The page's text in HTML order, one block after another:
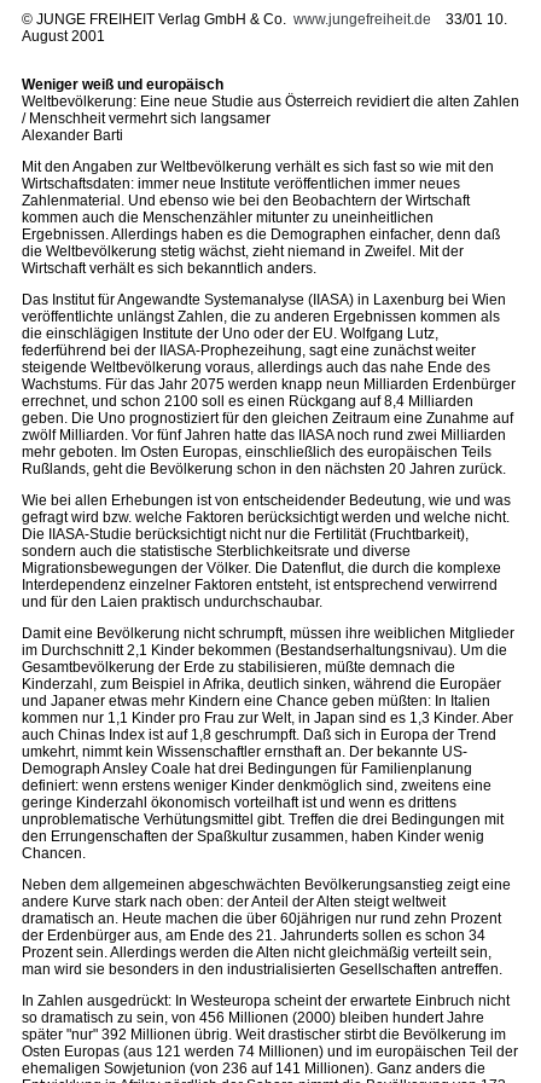
© JUNGE FREIHEIT Verlag GmbH & Co. www.jungefreiheit.de 33/01 10.
August 2001
Weniger weiß und europäisch
Weltbevölkerung: Eine neue Studie aus Österreich revidiert die alten Zahlen
/ Menschheit vermehrt sich langsamer
Alexander Barti
Mit den Angaben zur Weltbevölkerung verhält es sich fast so wie mit den
Wirtschaftsdaten: immer neue Institute veröffentlichen immer neues
Zahlenmaterial. Und ebenso wie bei den Beobachtern der Wirtschaft
kommen auch die Menschenzähler mitunter zu uneinheitlichen
Ergebnissen. Allerdings haben es die Demographen einfacher, denn daß
die Weltbevölkerung stetig wächst, zieht niemand in Zweifel. Mit der
Wirtschaft verhält es sich bekanntlich anders.
Das Institut für Angewandte Systemanalyse (IIASA) in Laxenburg bei Wien
veröffentlichte unlängst Zahlen, die zu anderen Ergebnissen kommen als
die einschlägigen Institute der Uno oder der EU. Wolfgang Lutz,
federführend bei der IIASA-Prophezeihung, sagt eine zunächst weiter
steigende Weltbevölkerung voraus, allerdings auch das nahe Ende des
Wachstums. Für das Jahr 2075 werden knapp neun Milliarden Erdenbürger
errechnet, und schon 2100 soll es einen Rückgang auf 8,4 Milliarden
geben. Die Uno prognostiziert für den gleichen Zeitraum eine Zunahme auf
zwölf Milliarden. Vor fünf Jahren hatte das IIASA noch rund zwei Milliarden
mehr geboten. Im Osten Europas, einschließlich des europäischen Teils
Rußlands, geht die Bevölkerung schon in den nächsten 20 Jahren zurück.
Wie bei allen Erhebungen ist von entscheidender Bedeutung, wie und was
gefragt wird bzw. welche Faktoren berücksichtigt werden und welche nicht.
Die IIASA-Studie berücksichtigt nicht nur die Fertilität (Fruchtbarkeit),
sondern auch die statistische Sterblichkeitsrate und diverse
Migrationsbewegungen der Völker. Die Datenflut, die durch die komplexe
Interdependenz einzelner Faktoren entsteht, ist entsprechend verwirrend
und für den Laien praktisch undurchschaubar.
Damit eine Bevölkerung nicht schrumpft, müssen ihre weiblichen Mitglieder
im Durchschnitt 2,1 Kinder bekommen (Bestandserhaltungsnivau). Um die
Gesamtbevölkerung der Erde zu stabilisieren, müßte demnach die
Kinderzahl, zum Beispiel in Afrika, deutlich sinken, während die Europäer
und Japaner etwas mehr Kindern eine Chance geben müßten: In Italien
kommen nur 1,1 Kinder pro Frau zur Welt, in Japan sind es 1,3 Kinder. Aber
auch Chinas Index ist auf 1,8 geschrumpft. Daß sich in Europa der Trend
umkehrt, nimmt kein Wissenschaftler ernsthaft an. Der bekannte US-
Demograph Ansley Coale hat drei Bedingungen für Familienplanung
definiert: wenn erstens weniger Kinder denkmöglich sind, zweitens eine
geringe Kinderzahl ökonomisch vorteilhaft ist und wenn es drittens
unproblematische Verhütungsmittel gibt. Treffen die drei Bedingungen mit
den Errungenschaften der Spaßkultur zusammen, haben Kinder wenig
Chancen.
Neben dem allgemeinen abgeschwächten Bevölkerungsanstieg zeigt eine
andere Kurve stark nach oben: der Anteil der Alten steigt weltweit
dramatisch an. Heute machen die über 60jährigen nur rund zehn Prozent
der Erdenbürger aus, am Ende des 21. Jahrunderts sollen es schon 34
Prozent sein. Allerdings werden die Alten nicht gleichmäßig verteilt sein,
man wird sie besonders in den industrialisierten Gesellschaften antreffen.
In Zahlen ausgedrückt: In Westeuropa scheint der erwartete Einbruch nicht
so dramatisch zu sein, von 456 Millionen (2000) bleiben hundert Jahre
später "nur" 392 Millionen übrig. Weit drastischer stirbt die Bevölkerung im
Osten Europas (aus 121 werden 74 Millionen) und im europäischen Teil der
ehemaligen Sowjetunion (von 236 auf 141 Millionen). Ganz anders die